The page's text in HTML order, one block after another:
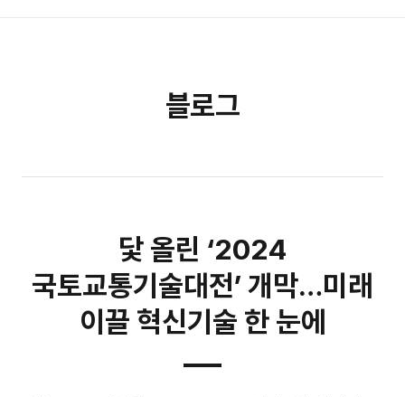
블로그
닻 올린 ‘2024
국토교통기술대전’ 개막…미래
이끌 혁신기술 한 눈에